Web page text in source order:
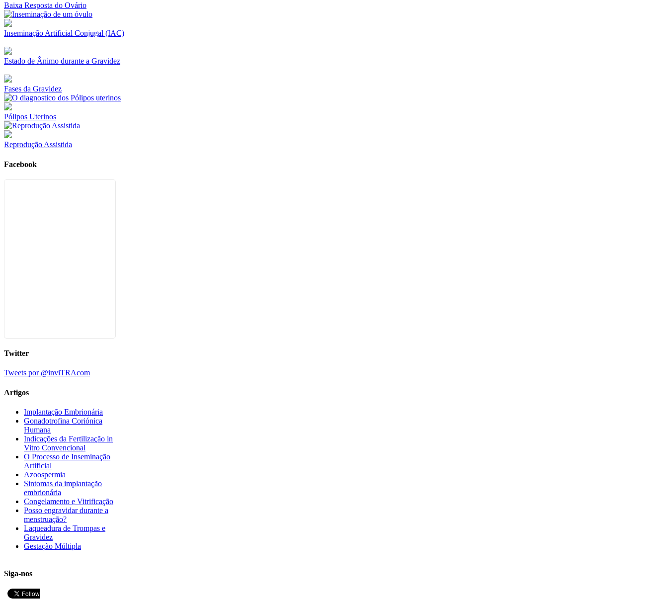
Baixa Resposta do Ovário
Inseminação Artificial Conjugal (IAC)
Estado de Ânimo durante a Gravidez
Fases da Gravidez
Pólipos Uterinos
Reprodução Assistida
Facebook
Twitter
Tweets por @inviTRAcom
Artigos
Implantação Embrionária
Gonadotrofina Coriónica
Humana
Indicações da Fertilização in
Vitro Convencional
O Processo de Inseminação
Artificial
Azoospermia
Sintomas da implantação
embrionária
Congelamento e Vitrificação
Posso engravidar durante a
menstruação?
Laqueadura de Trompas e
Gravidez
Gestação Múltipla
Siga-nos